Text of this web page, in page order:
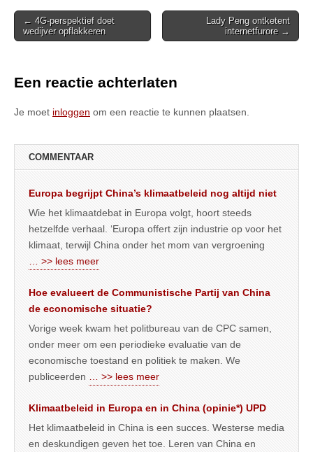
Post
navigation
← 4G-perspektief doet
wedijver opflakkeren
Lady Peng ontketent
internetfurore →
Een reactie achterlaten
Je moet inloggen om een reactie te kunnen plaatsen.
COMMENTAAR
Europa begrijpt China’s klimaatbeleid nog altijd niet
Wie het klimaatdebat in Europa volgt, hoort steeds
hetzelfde verhaal. ‘Europa offert zijn industrie op voor het
klimaat, terwijl China onder het mom van vergroening
… >> lees meer
Hoe evalueert de Communistische Partij van China
de economische situatie?
Vorige week kwam het politbureau van de CPC samen,
onder meer om een periodieke evaluatie van de
economische toestand en politiek te maken. We
publiceerden
… >> lees meer
Klimaatbeleid in Europa en in China (opinie*) UPD
Het klimaatbeleid in China is een succes. Westerse media
en deskundigen geven het toe. Leren van China en